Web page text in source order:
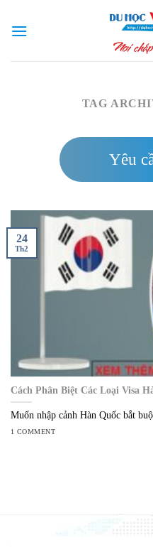
TAG
Yêu
Cách Phân Biệt Các Loại Visa
Muốn nhập cảnh Hàn Quốc bắt
1 COMMENT
24
Th2